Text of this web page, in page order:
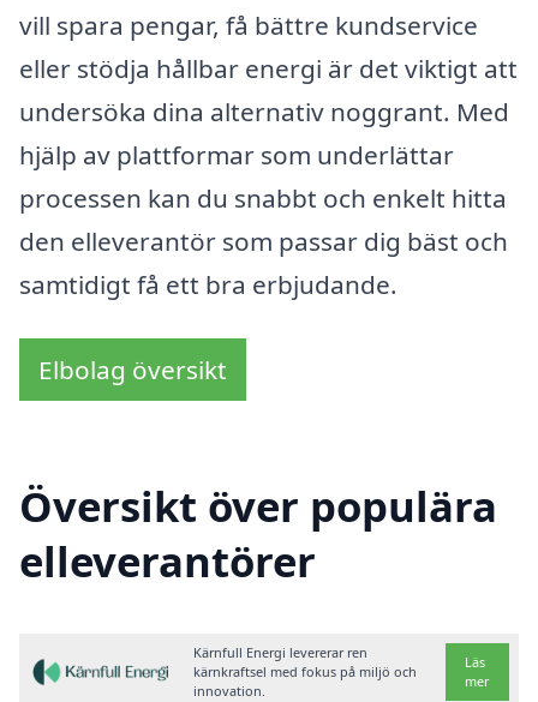
vill spara pengar, få bättre kundservice
eller stödja hållbar energi är det viktigt att
undersöka dina alternativ noggrant. Med
hjälp av plattformar som underlättar
processen kan du snabbt och enkelt hitta
den elleverantör som passar dig bäst och
samtidigt få ett bra erbjudande.
Elbolag översikt
Översikt över populära
elleverantörer
Kärnfull Energi levererar ren
kärnkraftsel med fokus på miljö och
innovation.
Läs
mer